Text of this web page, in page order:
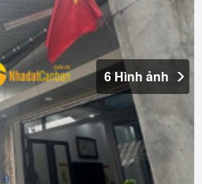
6 Hình ảnh